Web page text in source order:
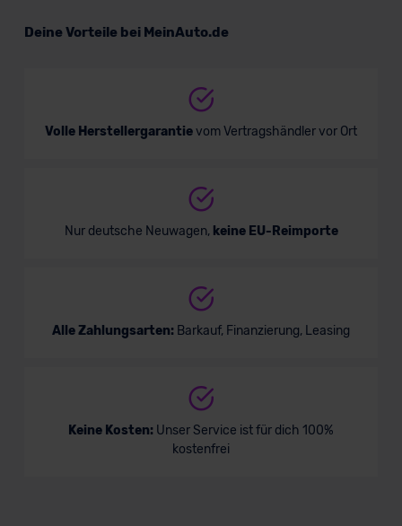
Deine Vorteile bei MeinAuto.de
Volle Herstellergarantievom Vertragshändler vor Ort
Nur deutsche Neuwagen, keine EU-Reimporte
Alle Zahlungsarten: Barkauf, Finanzierung, Leasing
Keine Kosten: Unser Service ist für dich 100%
kostenfrei